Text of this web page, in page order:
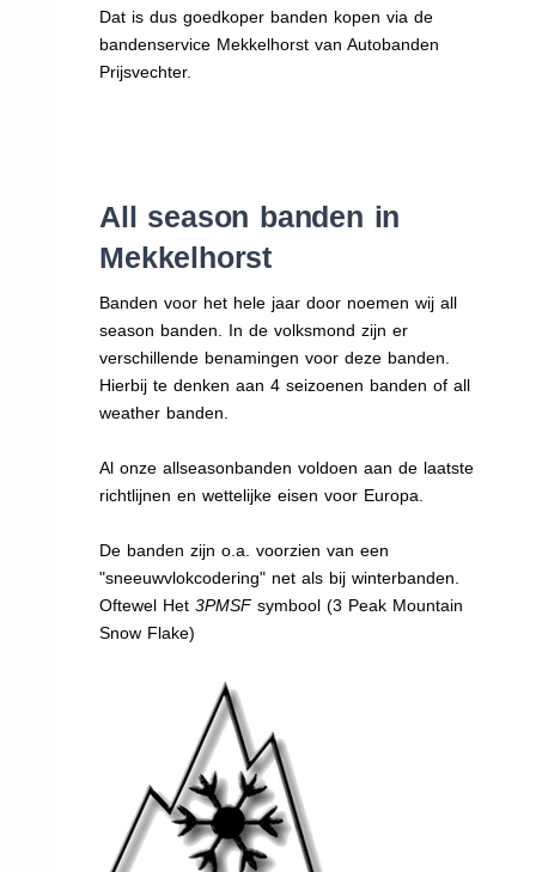
Dat is dus goedkoper banden kopen via de
bandenservice Mekkelhorst van Autobanden
Prijsvechter.
All season banden in
Mekkelhorst
Banden voor het hele jaar door noemen wij all
season banden. In de volksmond zijn er
verschillende benamingen voor deze banden.
Hierbij te denken aan 4 seizoenen banden of all
weather banden.
Al onze allseasonbanden voldoen aan de laatste
richtlijnen en wettelijke eisen voor Europa.
De banden zijn o.a. voorzien van een
"sneeuwvlokcodering" net als bij winterbanden.
Oftewel Het3PMSFsymbool (3 Peak Mountain
Snow Flake)